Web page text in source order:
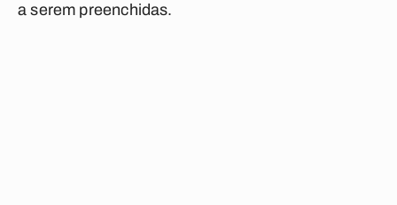
a serem preenchidas.